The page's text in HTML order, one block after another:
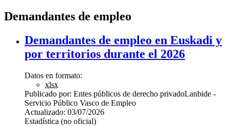
Demandantes de empleo
Demandantes de empleo en Euskadi y
por territorios durante el 2026
Datos en formato:
xlsx
Publicado por: Entes públicos de derecho privadoLanbide -
Servicio Público Vasco de Empleo
Actualizado: 03/07/2026
Estadística (no oficial)